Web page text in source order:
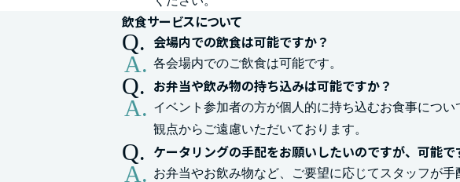
飲食サービスについて
会場内での飲食は可能ですか？
各会場内でのご飲食は可能です。
お弁当や飲み物の持ち込みは可能ですか？
イベント参加者の方が個人的に持ち込むお食事につ
観点からご遠慮いただいております。
ケータリングの手配をお願いしたいのですが、可能で
お弁当やお飲み物など、ご要望に応じてスタッフが手